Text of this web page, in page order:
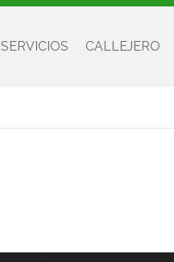
SERVICIOS CALLEJERO